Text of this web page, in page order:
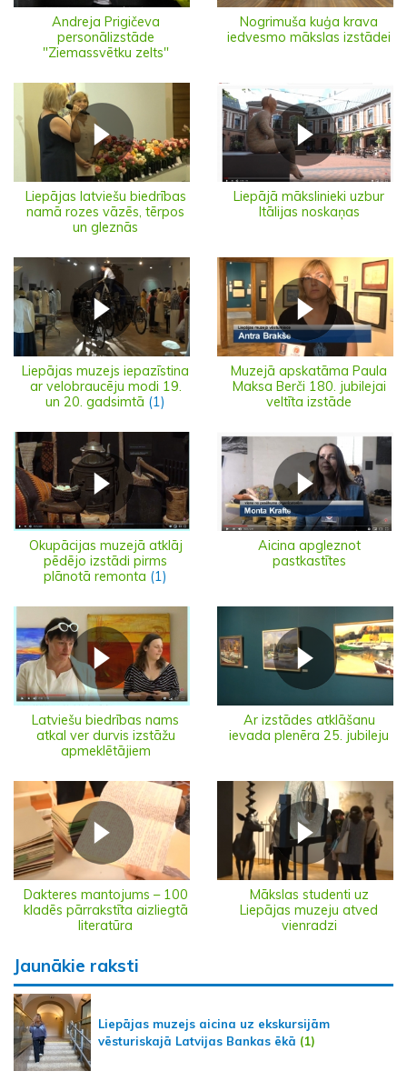
Andreja Prigičeva
personālizstāde
"Ziemassvētku zelts"
Nogrimuša kuģa krava
iedvesmo mākslas izstādei
Liepājas latviešu biedrības
namā rozes vāzēs, tērpos
un gleznās
Liepājā mākslinieki uzbur
Itālijas noskaņas
Liepājas muzejs iepazīstina
ar velobraucēju modi 19.
un 20. gadsimtā (1)
Muzejā apskatāma Paula
Maksa Berči 180. jubilejai
veltīta izstāde
Okupācijas muzejā atklāj
pēdējo izstādi pirms
plānotā remonta (1)
Aicina apgleznot
pastkastītes
Latviešu biedrības nams
atkal ver durvis izstāžu
apmeklētājiem
Ar izstādes atklāšanu
ievada plenēra 25. jubileju
Dakteres mantojums – 100
kladēs pārrakstīta aizliegtā
literatūra
Mākslas studenti uz
Liepājas muzeju atved
vienradzi
Jaunākie raksti
Liepājas muzejs aicina uz ekskursijām
vēsturiskajā Latvijas Bankas ēkā (1)